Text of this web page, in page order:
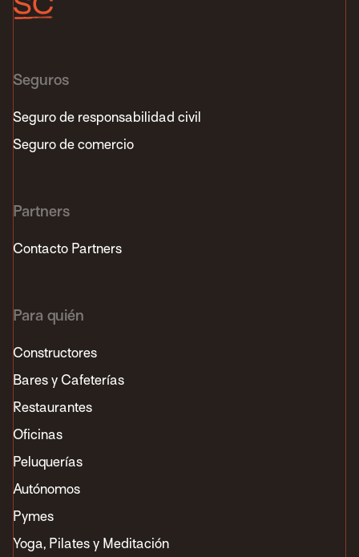
Seguros
Seguro de responsabilidad civil
Seguro de comercio
Partners
Contacto Partners
Para quién
Constructores
Bares y Cafeterías
Restaurantes
Oficinas
Peluquerías
Autónomos
Pymes
Yoga, Pilates y Meditación